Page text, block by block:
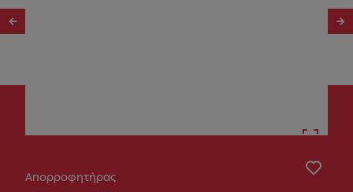
Απορροφητήρας